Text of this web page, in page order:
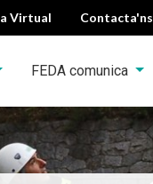
Virtual Contacta'ns
FEDA comunica